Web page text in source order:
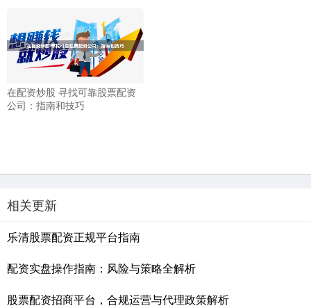
在配资炒股 寻找可靠股票配资
公司：指南和技巧
相关更新
乐清股票配资正规平台指南
配资实盘操作指南：风险与策略全解析
股票配资招商平台，合规运营与代理政策解析